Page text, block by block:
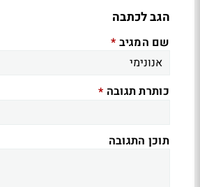
הגב לכתבה
שם המגיב *
כותרת תגובה *
תוכן התגובה